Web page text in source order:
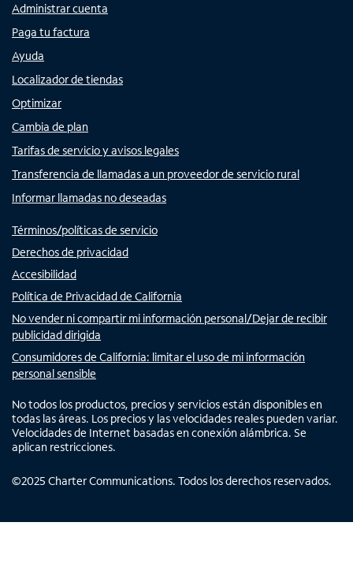
Administrar cuenta
Paga tu factura
Ayuda
Localizador de tiendas
Optimizar
Cambia de plan
Tarifas de servicio y avisos legales
Transferencia de llamadas a un proveedor de servicio rural
Informar llamadas no deseadas
Términos/políticas de servicio
Derechos de privacidad
Accesibilidad
Política de Privacidad de California
No vender ni compartir mi información personal/Dejar de recibir
publicidad dirigida
Consumidores de California: limitar el uso de mi información
personal sensible
No todos los productos, precios y servicios están disponibles en
todas las áreas. Los precios y las velocidades reales pueden variar.
Velocidades de Internet basadas en conexión alámbrica. Se
aplican restricciones.
©2025 Charter Communications. Todos los derechos reservados.